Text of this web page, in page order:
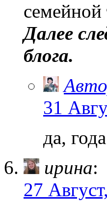
Далее
блога.
31
да,
ирина:
27